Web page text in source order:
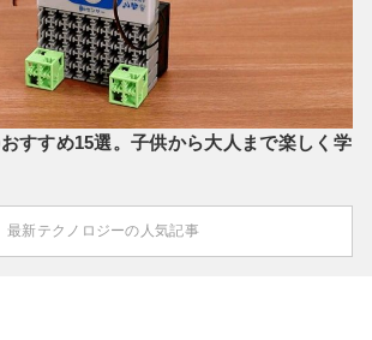
すすめ15選。子供から大人まで楽しく学
最新テクノロジーの人気記事